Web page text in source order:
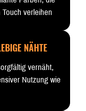
verleihen
NÄHTE
vernäht,
Nutzung wie